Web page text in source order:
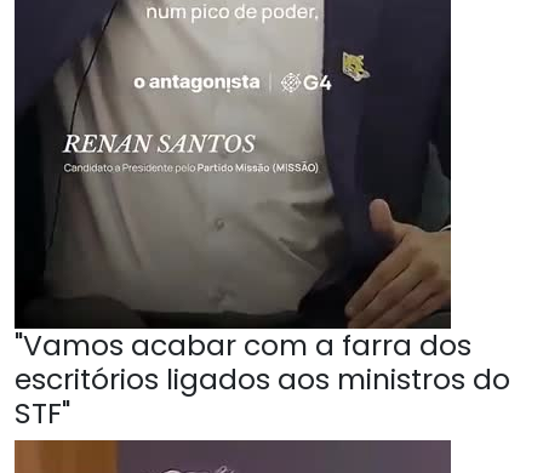
"Vamos acabar com a farra dos
escritórios ligados aos ministros do
STF"